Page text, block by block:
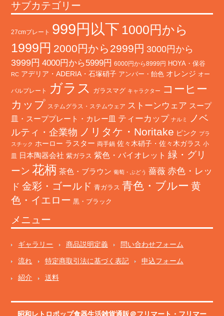
サブカテゴリー
27cmプレート 999円以下 1000円から
1999円 2000円から2999円 3000円から
3999円 4000円から5999円 6000円から8999円 HOYA・保谷
RC アデリア・ADERIA・石塚硝子 アンバー・飴色 オレンジ オー
バルプレート ガラス ガラスマグ キャラクター
コーヒー
カップ ステムグラス・ステムウェア ストーンウェア スープ
皿・スーププレート・カレー皿 ティーカップ ナルミ
ノベ
ルティ・企業物 ノリタケ・Noritake ピンク プラ
スチック ホーロー ラスター 両手鍋 佐々木硝子・佐々木ガラス 小
皿
日本陶器会社 紫ガラス 紫色・バイオレット 緑・グリ
ーン 花柄 茶色・ブラウン 葡萄・ぶどう 薔薇 赤色・レッ
ド 金彩・ゴールド 青ガラス 青色・ブルー 黄
色・イエロー 黒・ブラック
メニュー
ギャラリー 商品説明定義 問い合わせフォーム
流れ 特定商取引法に基づく表記 申込フォーム
紹介 送料
昭和レトロポップ食器生活雑貨通販＠フリマート ・ フリマー